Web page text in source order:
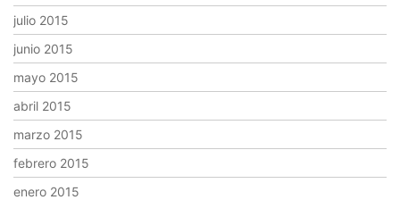
julio 2015
junio 2015
mayo 2015
abril 2015
marzo 2015
febrero 2015
enero 2015